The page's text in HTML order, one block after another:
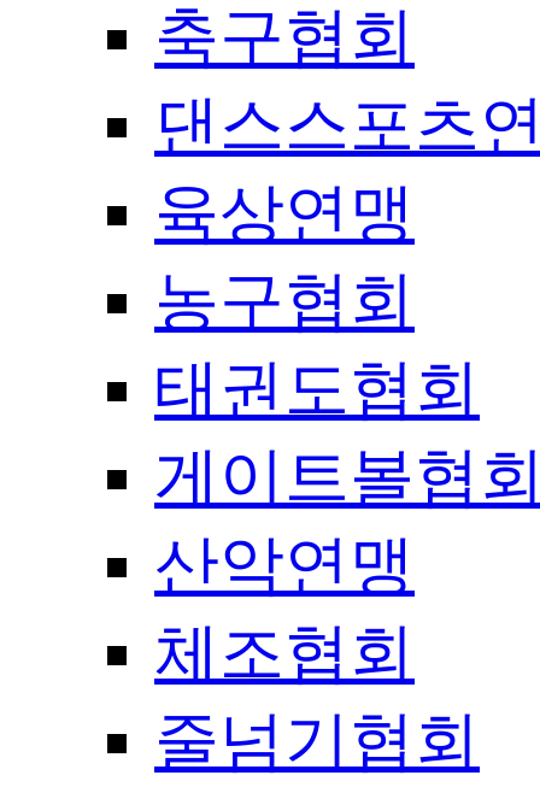
축구협회
댄스스포츠
육상연맹
농구협회
태권도협회
게이트볼협
산악연맹
체조협회
줄넘기협회